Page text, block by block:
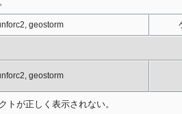
geostorm
geostorm
トが正しく表示されない。